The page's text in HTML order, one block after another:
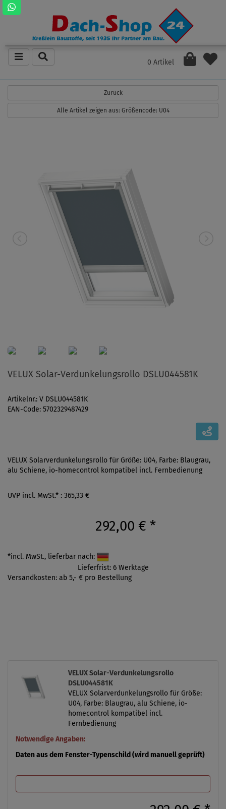
0 Artikel
Zurück
Alle Artikel zeigen aus: Größencode: U04
VELUX Solar-Verdunkelungsrollo DSLU044581K
Artikelnr.: V DSLU044581K
EAN-Code: 5702329487429
VELUX Solarverdunkelungsrollo für Größe: U04, Farbe: Blaugrau,
alu Schiene, io-homecontrol kompatibel incl. Fernbedienung
UVP incl. MwSt.* : 365,33 €
292,00 € *
*incl. MwSt., lieferbar nach:
Lieferfrist: 6 Werktage
Versandkosten: ab 5,- € pro Bestellung
VELUX Solar-Verdunkelungsrollo
DSLU044581K
VELUX Solarverdunkelungsrollo für Größe:
U04, Farbe: Blaugrau, alu Schiene, io-
homecontrol kompatibel incl.
Fernbedienung
Notwendige Angaben:
Daten aus dem Fenster-Typenschild (wird manuell geprüft)